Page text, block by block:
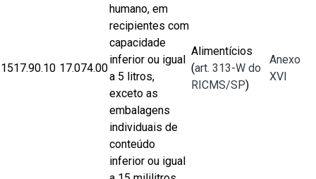
1517.90.10 17.074.00
humano, em
recipientes com
capacidade
inferior ou igual
a 5 litros,
exceto as
embalagens
individuais de
conteúdo
inferior ou igual
Alimentícios
(art. 313-W do
RICMS/SP)
Anexo
XVI